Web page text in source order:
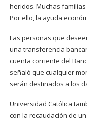
heridos. Muchas
Por ello, la ayuda
Las personas que
una transferencia
cuenta corriente del
señaló que cualquier
serán destinados a los
Universidad Católica
con la recaudación de